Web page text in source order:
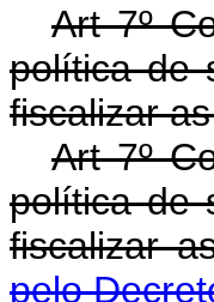
Art 7º
política de
fiscalizar
Art 7º
política de
fiscalizar
pelo